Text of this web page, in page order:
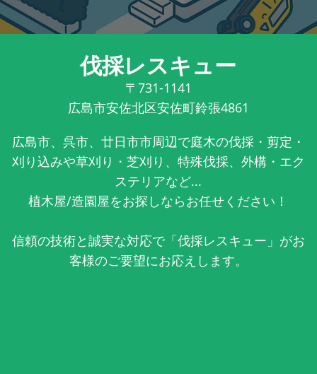
伐採レスキュー
〒731-1141
広島市安佐北区安佐町鈴張4861
広島市、呉市、廿日市市周辺で庭木の伐採・剪定・
刈り込みや草刈り・芝刈り、特殊伐採、外構・エク
ステリアなど...
植木屋/造園屋をお探しならお任せください！
信頼の技術と誠実な対応で「伐採レスキュー」がお
客様のご要望にお応えします。